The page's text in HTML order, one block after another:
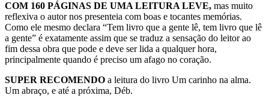
COM 160 PÁGINAS DE UMA LEITURA LEVE, mas muito
reflexiva o autor nos presenteia com boas e tocantes memórias.
Como ele mesmo declara “Tem livro que a gente lê, tem livro que lê
a gente” é exatamente assim que se traduz a sensação do leitor ao
fim dessa obra que pode e deve ser lida a qualquer hora,
principalmente quando é preciso um afago no coração.
SUPER RECOMENDO a leitura do livro Um carinho na alma.
Um abraço, e até a próxima, Déb.